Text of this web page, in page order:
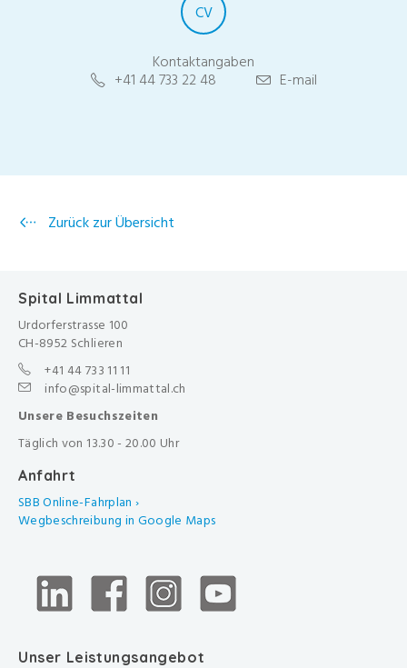
CV
Kontaktangaben
+41 44 733 22 48 E-mail
Zurück zur Übersicht
Spital Limmattal
Urdorferstrasse 100
CH-8952 Schlieren
+41 44 733 11 11
info@spital-limmattal.ch
Unsere Besuchszeiten
Täglich von 13.30 - 20.00 Uhr
Anfahrt
SBB Online-Fahrplan ›
Wegbeschreibung in Google Maps
Unser Leistungsangebot